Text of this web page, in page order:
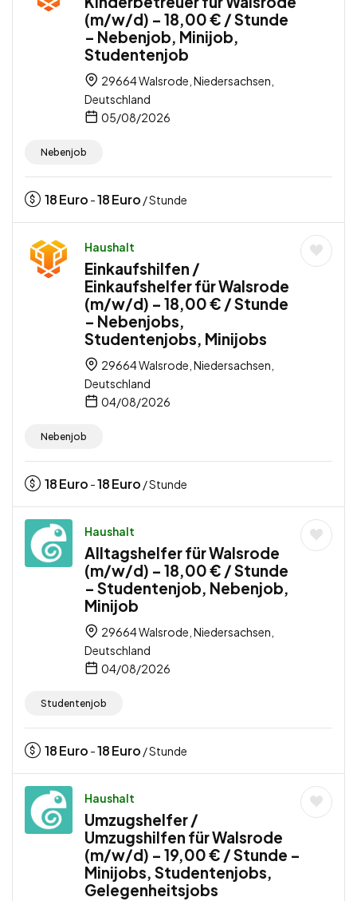
(m/w/d) – 18,00 € / Stunde
– Nebenjob, Minijob,
Studentenjob
29664 Walsrode, Niedersachsen,
Deutschland
05/08/2026
Nebenjob
18Euro -18Euro / Stunde
Haushalt
Einkaufshilfen /
Einkaufshelfer für Walsrode
(m/w/d) – 18,00 € / Stunde
– Nebenjobs,
Studentenjobs, Minijobs
29664 Walsrode, Niedersachsen,
Deutschland
04/08/2026
Nebenjob
18Euro -18Euro / Stunde
Haushalt
Alltagshelfer für Walsrode
(m/w/d) – 18,00 € / Stunde
– Studentenjob, Nebenjob,
Minijob
29664 Walsrode, Niedersachsen,
Deutschland
04/08/2026
Studentenjob
18Euro -18Euro / Stunde
Haushalt
Umzugshelfer /
Umzugshilfen für Walsrode
(m/w/d) – 19,00 € / Stunde –
Minijobs, Studentenjobs,
Gelegenheitsjobs